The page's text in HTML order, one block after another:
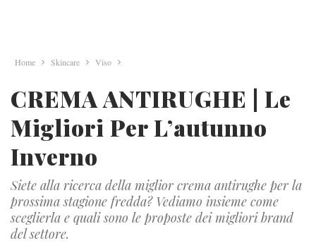
Home Skincare Viso
CREMA ANTIRUGHE | Le
Migliori Per L’autunno
Inverno
Siete alla ricerca della miglior crema antirughe per la
prossima stagione fredda? Vediamo insieme come
sceglierla e quali sono le proposte dei migliori brand
del settore.